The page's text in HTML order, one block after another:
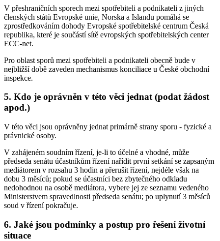
V přeshraničních sporech mezi spotřebiteli a podnikateli z jiných
členských států Evropské unie, Norska a Islandu pomáhá se
zprostředkováním dohody Evropské spotřebitelské centrum Česká
republika, které je součástí sítě evropských spotřebitelských center
ECC-net.
Pro oblast sporů mezi spotřebiteli a podnikateli obecně bude v
nejbližší době zaveden mechanismus konciliace u České obchodní
inspekce.
5. Kdo je oprávněn v této věci jednat (podat žádost
apod.)
V této věci jsou oprávněny jednat primárně strany sporu - fyzické a
právnické osoby.
V zahájeném soudním řízení, je-li to účelné a vhodné, může
předseda senátu účastníkům řízení nařídit první setkání se zapsaným
mediátorem v rozsahu 3 hodin a přerušit řízení, nejdéle však na
dobu 3 měsíců; pokud se účastníci bez zbytečného odkladu
nedohodnou na osobě mediátora, vybere jej ze seznamu vedeného
Ministerstvem spravedlnosti předseda senátu; po uplynutí 3 měsíců
soud v řízení pokračuje.
6. Jaké jsou podmínky a postup pro řešení životní
situace